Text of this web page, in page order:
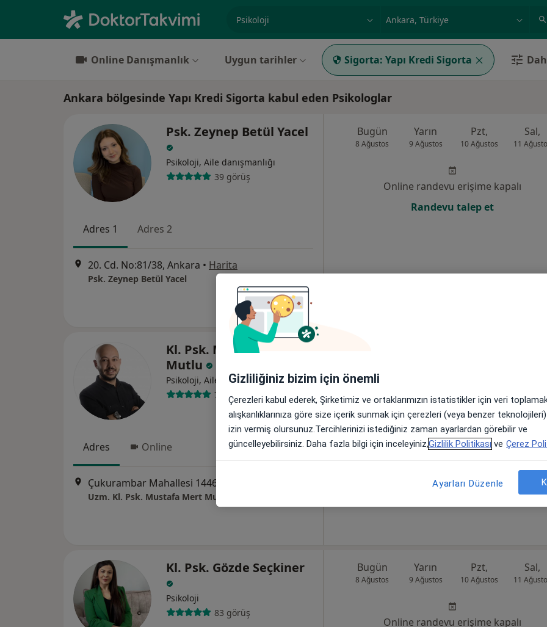
Online Danışmanlık Uygun tarihler Sigorta: Yapı Kredi Sigorta
Ankara bölgesinde Yapı Kredi Sigorta kabul eden Psikologlar
Psk. Zeynep Betül Yacel
Psikoloji, Aile danışmanlığı
39 görüş
Adres 1 Adres 2
20. Cd. No:81/38, Ankara • Harita
Psk. Zeynep Betül Yacel
Bugün
8 Ağustos
Yarın
9 Ağustos
Pzt,
10 Ağustos
Sal,
11
Online randevu erişime kapalı
Randevu talep et
Kl. Psk. Mustafa Mert
Mutlu
Psikoloji, Aile danışmanlığı
75 görüş
Adres Online
Uzm. Kl. Psk. Mustafa Mert Mutlu
Online randevu erişime kapalı
Randevu talep et
Kl. Psk. Gözde Seçkiner
Psikoloji
83 görüş
Bugün
8 Ağustos
Yarın
9 Ağustos
Pzt,
10 Ağustos
Sal,
11
Online randevu erişime kapalı
Gizliliğiniz bizim için önemli
Çerezleri kabul ederek, Şirketimiz ve ortaklarımızın istatistikler için veri
alışkanlıklarınıza göre size içerik sunmak için çerezleri (veya benzer
izin vermiş olursunuz.Tercihlerinizi istediğiniz zaman ayarlardan görebilir ve
güncelleyebilirsiniz. Daha fazla bilgi için inceleyiniz,Gizlilik Politikası ve Çerez
Ayarları Düzenle